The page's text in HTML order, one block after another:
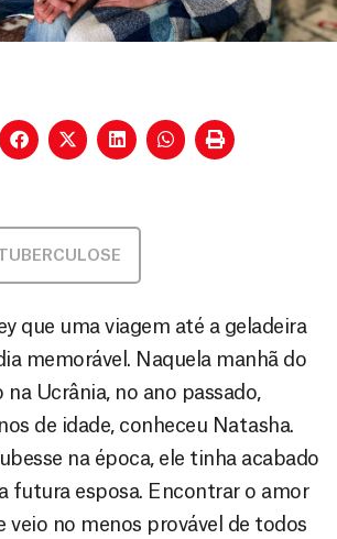
que uma viagem até a geladeira
memorável. Naquela manhã do
Ucrânia, no ano passado,
de idade, conheceu Natasha.
na época, ele tinha acabado
futura esposa. Encontrar o amor
veio no menos provável de todos